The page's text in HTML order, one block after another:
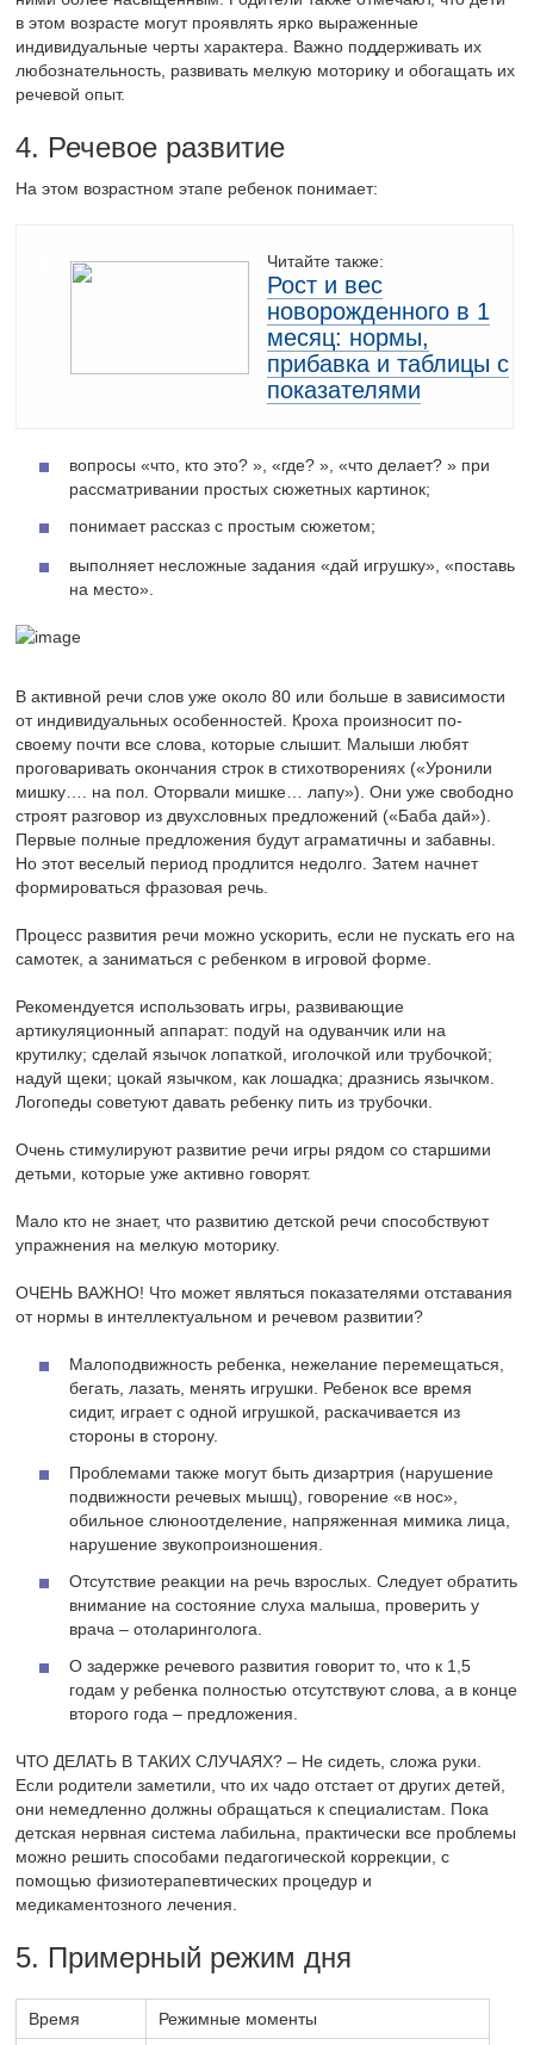
в этом возрасте могут проявлять ярко выраженные
индивидуальные черты характера. Важно поддерживать их
любознательность, развивать мелкую моторику и обогащать их
речевой опыт.
4. Речевое развитие
На этом возрастном этапе ребенок понимает:
Читайте также:
Рост и вес
новорожденного в 1
месяц: нормы,
прибавка и таблицы с
показателями
вопросы «что, кто это? », «где? », «что делает? » при
рассматривании простых сюжетных картинок;
понимает рассказ с простым сюжетом;
выполняет несложные задания «дай игрушку», «поставь
на место».
В активной речи слов уже около 80 или больше в зависимости
от индивидуальных особенностей. Кроха произносит по-
своему почти все слова, которые слышит. Малыши любят
проговаривать окончания строк в стихотворениях («Уронили
мишку…. на пол. Оторвали мишке… лапу»). Они уже свободно
строят разговор из двухсловных предложений («Баба дай»).
Первые полные предложения будут аграматичны и забавны.
Но этот веселый период продлится недолго. Затем начнет
формироваться фразовая речь.
Процесс развития речи можно ускорить, если не пускать его на
самотек, а заниматься с ребенком в игровой форме.
Рекомендуется использовать игры, развивающие
артикуляционный аппарат: подуй на одуванчик или на
крутилку; сделай язычок лопаткой, иголочкой или трубочкой;
надуй щеки; цокай язычком, как лошадка; дразнись язычком.
Логопеды советуют давать ребенку пить из трубочки.
Очень стимулируют развитие речи игры рядом со старшими
детьми, которые уже активно говорят.
Мало кто не знает, что развитию детской речи способствуют
упражнения на мелкую моторику.
ОЧЕНЬ ВАЖНО! Что может являться показателями отставания
от нормы в интеллектуальном и речевом развитии?
Малоподвижность ребенка, нежелание перемещаться,
бегать, лазать, менять игрушки. Ребенок все время
сидит, играет с одной игрушкой, раскачивается из
стороны в сторону.
Проблемами также могут быть дизартрия (нарушение
подвижности речевых мышц), говорение «в нос»,
обильное слюноотделение, напряженная мимика лица,
нарушение звукопроизношения.
Отсутствие реакции на речь взрослых. Следует обратить
внимание на состояние слуха малыша, проверить у
врача – отоларинголога.
О задержке речевого развития говорит то, что к 1,5
годам у ребенка полностью отсутствуют слова, а в конце
второго года – предложения.
ЧТО ДЕЛАТЬ В ТАКИХ СЛУЧАЯХ? – Не сидеть, сложа руки.
Если родители заметили, что их чадо отстает от других детей,
они немедленно должны обращаться к специалистам. Пока
детская нервная система лабильна, практически все проблемы
можно решить способами педагогической коррекции, с
помощью физиотерапевтических процедур и
медикаментозного лечения.
5. Примерный режим дня
Время Режимные моменты